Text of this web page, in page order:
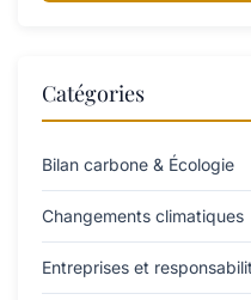
Catégories
Bilan carbone & Écologie
Changements climatiques
Entreprises et